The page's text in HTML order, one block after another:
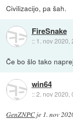
Civilizacijo, pa šah.
FireSnake
:: 1. nov 2020,
Če bo šlo tako
win64
::2. nov 2020,
GenZNPCje 1. nov